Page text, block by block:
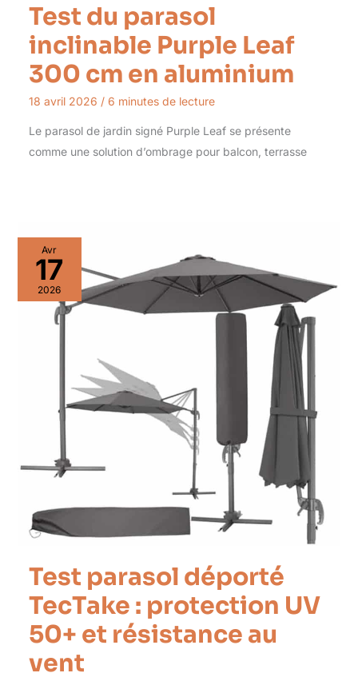
Test du parasol
inclinable Purple Leaf
300 cm en aluminium
18 avril 2026 / 6 minutes de lecture
Le parasol de jardin signé Purple Leaf se présente
comme une solution d’ombrage pour balcon, terrasse
Avr
17
2026
Test parasol déporté
TecTake : protection UV
50+ et résistance au
vent